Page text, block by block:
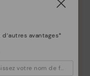
avantages*